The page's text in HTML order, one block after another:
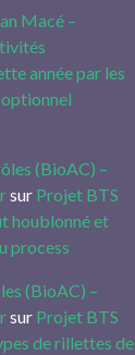
Macé –
année par les
(BioAC) –
sur Projet BTS
houblonné et
process
(BioAC) –
sur Projet BTS
de rillettes de